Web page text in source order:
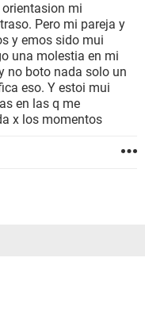
mi
Pero mi pareja y
y emos sido mui
una molestia en mi
no boto nada solo un
eso. Y estoi mui
en las q me
x los momentos